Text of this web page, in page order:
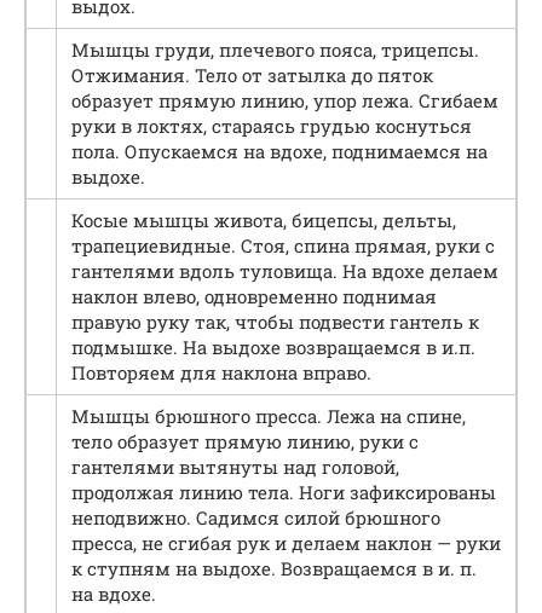
выдох.
Мышцы груди, плечевого пояса, трицепсы.
Отжимания. Тело от затылка до пяток
образует прямую линию, упор лежа. Сгибаем
руки в локтях, стараясь грудью коснуться
пола. Опускаемся на вдохе, поднимаемся на
выдохе.
Косые мышцы живота, бицепсы, дельты,
трапециевидные. Стоя, спина прямая, руки с
гантелями вдоль туловища. На вдохе делаем
наклон влево, одновременно поднимая
правую руку так, чтобы подвести гантель к
подмышке. На выдохе возвращаемся в и.п.
Повторяем для наклона вправо.
Мышцы брюшного пресса. Лежа на спине,
тело образует прямую линию, руки с
гантелями вытянуты над головой,
продолжая линию тела. Ноги зафиксированы
неподвижно. Садимся силой брюшного
пресса, не сгибая рук и делаем наклон — руки
к ступням на выдохе. Возвращаемся в и. п.
на вдохе.